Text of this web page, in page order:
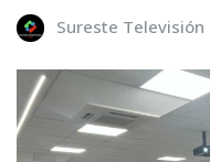
Sureste Televisión